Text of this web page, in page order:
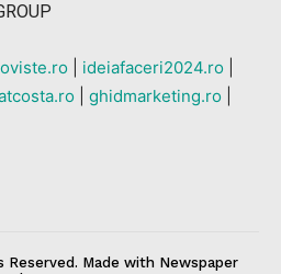
ideiafaceri2024.ro
ghidmarketing.ro
Reserved. Made with Newspaper